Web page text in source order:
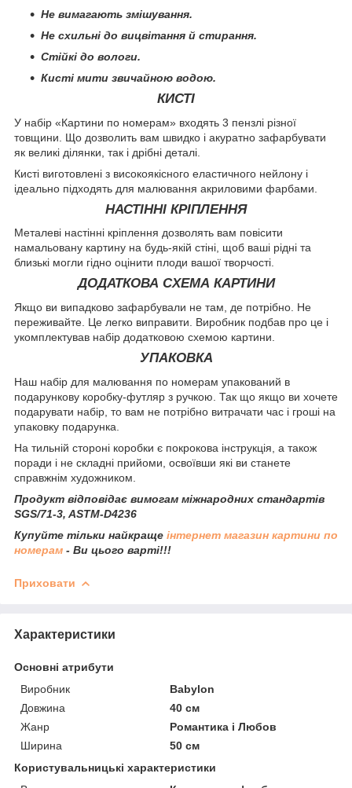
Не вимагають змішування.
Не схильні до вицвітання й стирання.
Стійкі до вологи.
Кисті мити звичайною водою.
КИСТІ
У набір «Картини по номерам» входять 3 пензлі різної
товщини. Що дозволить вам швидко і акуратно зафарбувати
як великі ділянки, так і дрібні деталі.
Кисті виготовлені з високоякісного еластичного нейлону і
ідеально підходять для малювання акриловими фарбами.
НАСТІННІ КРІПЛЕННЯ
Металеві настінні кріплення дозволять вам повісити
намальовану картину на будь-якій стіні, щоб ваші рідні та
близькі могли гідно оцінити плоди вашої творчості.
ДОДАТКОВА СХЕМА КАРТИНИ
Якщо ви випадково зафарбували не там, де потрібно. Не
переживайте. Це легко виправити. Виробник подбав про це і
укомплектував набір додатковою схемою картини.
УПАКОВКА
Наш набір для малювання по номерам упакований в
подарункову коробку-футляр з ручкою. Так що якщо ви хочете
подарувати набір, то вам не потрібно витрачати час і гроші на
упаковку подарунка.
На тильній стороні коробки є покрокова інструкція, а також
поради і не складні прийоми, освоївши які ви станете
справжнім художником.
Продукт відповідає вимогам міжнародних стандартів
SGS/71-3, ASTM-D4236
Купуйте тільки найкраще інтернет магазин картини по
номерам - Ви цього варті!!!
Приховати
Характеристики
Основні атрибути
Виробник
Babylon
Довжина
40 см
Жанр
Романтика і Любов
Ширина
50 см
Користувальницькі характеристики